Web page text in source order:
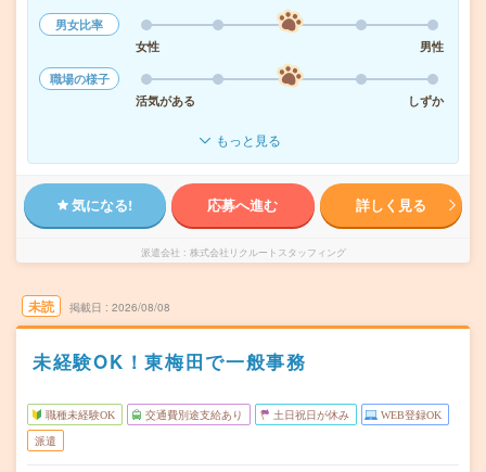
男女比率
女性
男性
職場の様子
活気がある
しずか
もっと見る
気になる! 応募へ進む 詳しく見る
派遣会社 株式会社リクルートスタッフィング
未読 掲載日 2026/08/08
未経験OK！東梅田で一般事務
職種未経験OK 交通費別途支給あり 土日祝日が休み WEB登録OK
派遣